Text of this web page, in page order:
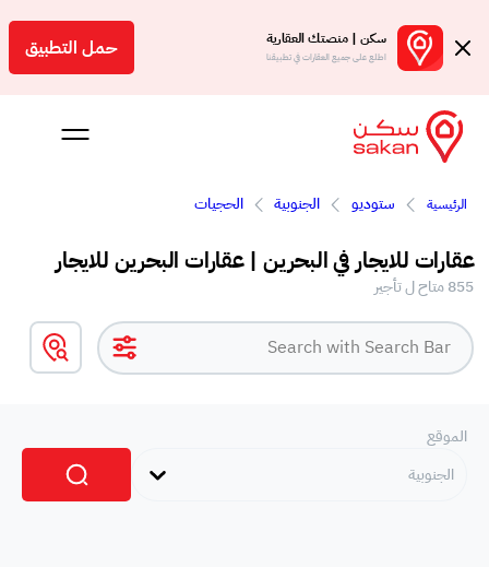
سكن | منصتك العقارية
اطلع على جميع العقارات في تطبيقنا حمل التطبيق
بالعمولة
الرئيسية ستوديو الجنوبية الحجيات
عقارات للايجار في البحرين | عقارات البحرين للايجار
855 متاح ل تأجير
الموقع
الجنوبية